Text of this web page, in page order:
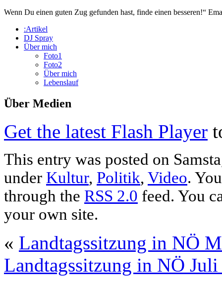
Wenn Du einen guten Zug gefunden hast, finde einen besseren!“
:Artikel
DJ Spray
Über mich
Foto1
Foto2
Über mich
Lebenslauf
Über Medien
Get the latest Flash Player
This entry was posted on
under Kultur, Politik, Video.
through the RSS 2.0 feed. You
your own site.
« Landtagssitzung in NÖ
Landtagssitzung in NÖ